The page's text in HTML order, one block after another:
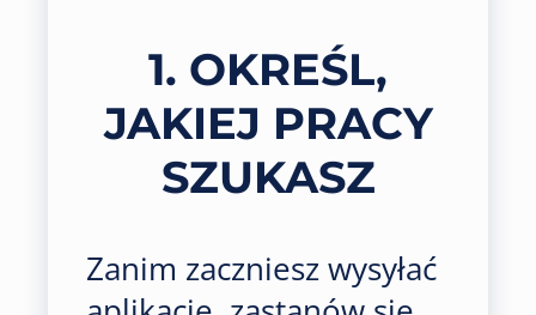
1. OKREŚL,
JAKIEJ PRACY
SZUKASZ
Zanim zaczniesz wysyłać